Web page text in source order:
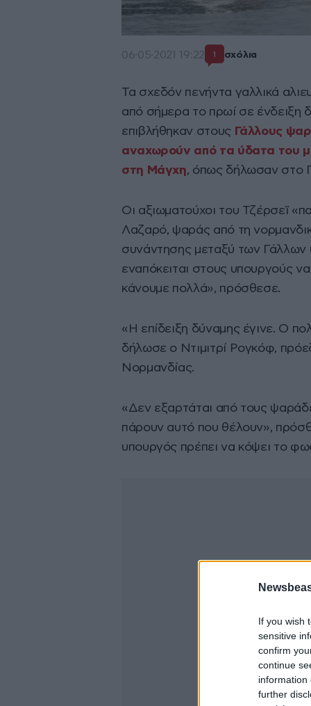
If you wish
sensitive
confirm
continue
information
further
06·05·2021 19:22 1 σχόλια
Τα σχεδόν πενήντα γαλλικά
από σήμερα το πρωί σε ένδειξη
επιβλήθηκαν στους Γάλλους
αναχωρούν από τα ύδατα του
στη Μάγχη, όπως δήλωσαν στο
Οι αξιωματούχοι του Τζέρσεϊ
Λαζαρό, ψαράς από τη
συνάντησης μεταξύ των
εναπόκειται στους υπουργούς
κάνουμε πολλά», πρόσθεσε.
«Η επίδειξη δύναμης έγινε. Ο
δήλωσε ο Ντιμιτρί Ρογκόφ,
Νορμανδίας.
«Δεν εξαρτάται από τους
πάρουν αυτό που θέλουν»,
υπουργός πρέπει να κόψει το